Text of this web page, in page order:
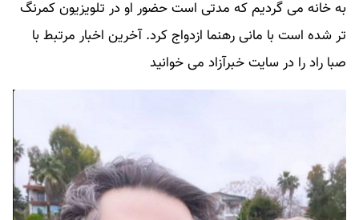
به خانه می گردیم که مدتی است حضور او در تلویزیون کمرنگ
تر شده است با مانی رهنما ازدواج کرد. آخرین اخبار مرتبط با
صبا رادرا در سایت خبرآزاد می خوانید